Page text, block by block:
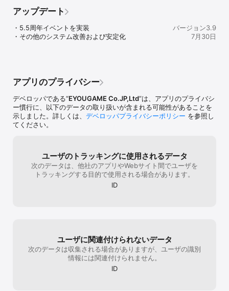
■ ペアセット、レジェンド装備を獲得しよう
装備のパーツを揃えると、多種多様な限定アバターを解放できる！
■ 余った装備とスキンを自由に売買！取引所へ行こう
装備合成や星UP後に、余ったアイテムがあればぜひ取引所へ！
さあ、誇り高き勇者たちよ。誰がランキングに其の名を刻むのか？
う！
■ 多彩なクエストを堪能できる！
経験値稼ぎ、大遠征、艦船略奪など様々なクエスト搭載
時限イベントを忘れちゃった？そんな時でも大丈夫！
ボスから極夜大陸を守ろう！
撃破すると激レア装備とスキンがドロップするかも！？
再生時間を狙って倒し続け、大量の報酬をゲット！
人々はこの大地で平穏な生活を送っていた…
しかしある日、遠い宇宙から突然隕石が落下し
それと共に、未知の魔獣がやってきた。
アップデート
・5.5周年イベントを実装
・その他のシステム改善および安定化
バージョン3.9
7月30日
アプリのプライバシー
デベロッパである“EYOUGAME Co.JP,Ltd”は、アプリのプライバシ
ー慣行に、以下のデータの取り扱いが含まれる可能性があることを
示しました。詳しくは、 デベロッパプライバシーポリシー を参照し
てください。
ユーザのトラッキングに使用されるデータ
次のデータは、他社のアプリやWebサイト間でユーザを
トラッキングする目的で使用される場合があります。
ID
ユーザに関連付けられないデータ
次のデータは収集される場合がありますが、ユーザの識別
情報には関連付けられません。
ID